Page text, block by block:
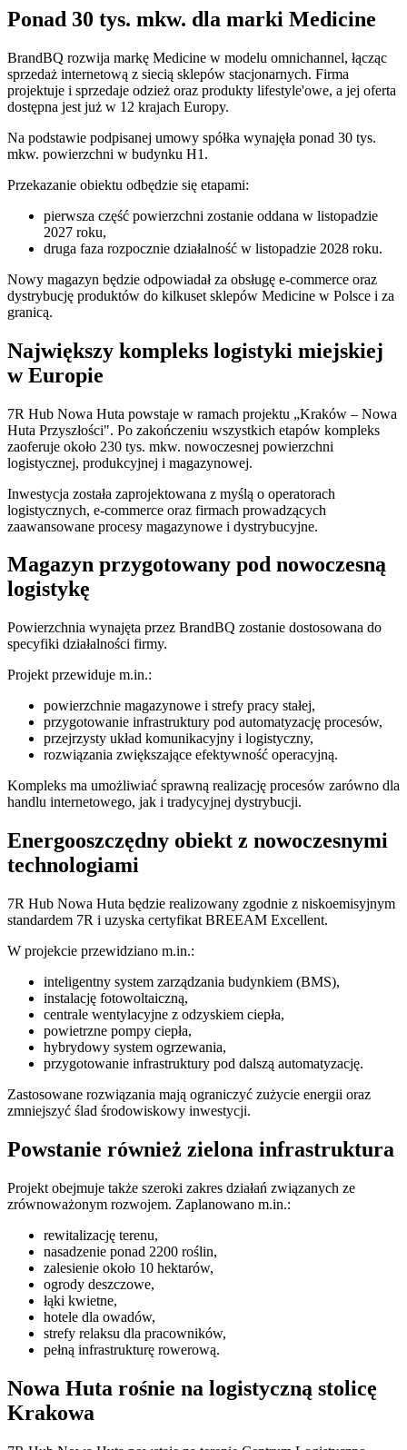
Ponad 30 tys. mkw. dla marki Medicine
BrandBQ rozwija markę Medicine w modelu omnichannel, łącząc
sprzedaż internetową z siecią sklepów stacjonarnych. Firma
projektuje i sprzedaje odzież oraz produkty lifestyle'owe, a jej oferta
dostępna jest już w 12 krajach Europy.
Na podstawie podpisanej umowy spółka wynajęła ponad 30 tys.
mkw. powierzchni w budynku H1.
Przekazanie obiektu odbędzie się etapami:
pierwsza część powierzchni zostanie oddana w listopadzie
2027 roku,
druga faza rozpocznie działalność w listopadzie 2028 roku.
Nowy magazyn będzie odpowiadał za obsługę e-commerce oraz
dystrybucję produktów do kilkuset sklepów Medicine w Polsce i za
granicą.
Największy kompleks logistyki miejskiej
w Europie
7R Hub Nowa Huta powstaje w ramach projektu „Kraków – Nowa
Huta Przyszłości". Po zakończeniu wszystkich etapów kompleks
zaoferuje około 230 tys. mkw. nowoczesnej powierzchni
logistycznej, produkcyjnej i magazynowej.
Inwestycja została zaprojektowana z myślą o operatorach
logistycznych, e-commerce oraz firmach prowadzących
zaawansowane procesy magazynowe i dystrybucyjne.
Magazyn przygotowany pod nowoczesną
logistykę
Powierzchnia wynajęta przez BrandBQ zostanie dostosowana do
specyfiki działalności firmy.
Projekt przewiduje m.in.:
powierzchnie magazynowe i strefy pracy stałej,
przygotowanie infrastruktury pod automatyzację procesów,
przejrzysty układ komunikacyjny i logistyczny,
rozwiązania zwiększające efektywność operacyjną.
Kompleks ma umożliwiać sprawną realizację procesów zarówno dla
handlu internetowego, jak i tradycyjnej dystrybucji.
Energooszczędny obiekt z nowoczesnymi
technologiami
7R Hub Nowa Huta będzie realizowany zgodnie z niskoemisyjnym
standardem 7R i uzyska certyfikat BREEAM Excellent.
W projekcie przewidziano m.in.:
inteligentny system zarządzania budynkiem (BMS),
instalację fotowoltaiczną,
centrale wentylacyjne z odzyskiem ciepła,
powietrzne pompy ciepła,
hybrydowy system ogrzewania,
przygotowanie infrastruktury pod dalszą automatyzację.
Zastosowane rozwiązania mają ograniczyć zużycie energii oraz
zmniejszyć ślad środowiskowy inwestycji.
Powstanie również zielona infrastruktura
Projekt obejmuje także szeroki zakres działań związanych ze
zrównoważonym rozwojem. Zaplanowano m.in.:
rewitalizację terenu,
nasadzenie ponad 2200 roślin,
zalesienie około 10 hektarów,
ogrody deszczowe,
łąki kwietne,
hotele dla owadów,
strefy relaksu dla pracowników,
pełną infrastrukturę rowerową.
Nowa Huta rośnie na logistyczną stolicę
Krakowa